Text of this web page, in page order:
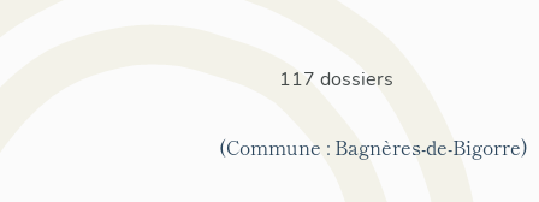
117 dossiers
(Commune : Bagnères-de-Bigorre)